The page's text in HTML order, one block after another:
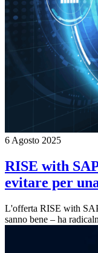
6 Agosto 2025
RISE with
evitare per
L'offerta RISE with
sanno bene – ha